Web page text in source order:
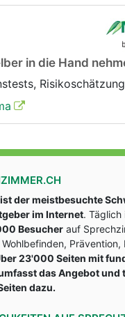
in die Hand
Risikoschätzung
der meistbesuchte
im Internet. Täglich
Besucher auf
Prävention,
23'000 Seiten mit
das Angebot und
dazu.